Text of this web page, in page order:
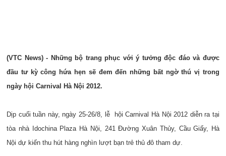
(VTC News) - Những bộ trang phục với ý tưởng độc đáo và được
đầu tư kỳ công hứa hẹn sẽ đem đến những bất ngờ thú vị trong
ngày hội Carnival Hà Nội 2012.
Dịp cuối tuần này, ngày 25-26/8, lễ hội Carnival Hà Nội 2012 diễn ra tại
tòa nhà Idochina Plaza Hà Nội, 241 Đường Xuân Thủy, Cầu Giấy, Hà
Nội dự kiến thu hút hàng nghìn lượt bạn trẻ thủ đô tham dự.